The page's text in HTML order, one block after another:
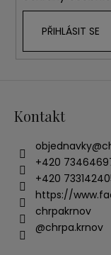
PŘIHLÁSIT SE
Kontakt
objednavky@
+420
+420
https://
chrpakrnov
@chrpa.krnov